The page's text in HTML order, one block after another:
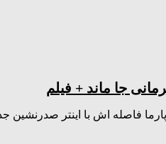
فاصله اش با اینتر صدرنشین جدول